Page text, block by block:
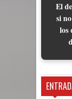
El
si
los